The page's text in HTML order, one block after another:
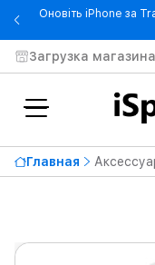
Оновіть iPhone за
Загрузка магазина
Главная